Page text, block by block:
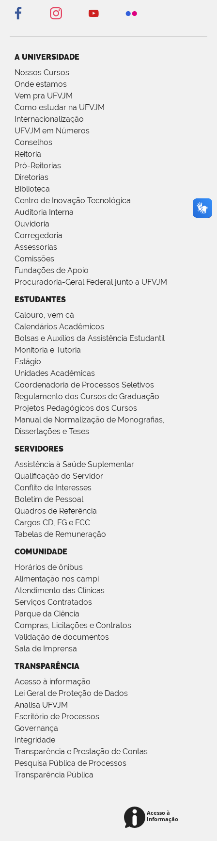
A UNIVERSIDADE
Nossos Cursos
Onde estamos
Vem pra UFVJM
Como estudar na UFVJM
Internacionalização
UFVJM em Números
Conselhos
Reitoria
Pró-Reitorias
Diretorias
Biblioteca
Centro de Inovação Tecnológica
Auditoria Interna
Ouvidoria
Corregedoria
Assessorias
Comissões
Fundações de Apoio
Procuradoria-Geral Federal junto a UFVJM
ESTUDANTES
Calouro, vem cá
Calendários Acadêmicos
Bolsas e Auxílios da Assistência Estudantil
Monitoria e Tutoria
Estágio
Unidades Acadêmicas
Coordenadoria de Processos Seletivos
Regulamento dos Cursos de Graduação
Projetos Pedagógicos dos Cursos
Manual de Normalização de Monografias,
Dissertações e Teses
SERVIDORES
Assistência à Saúde Suplementar
Qualificação do Servidor
Conflito de Interesses
Boletim de Pessoal
Quadros de Referência
Cargos CD, FG e FCC
Tabelas de Remuneração
COMUNIDADE
Horários de ônibus
Alimentação nos campi
Atendimento das Clínicas
Serviços Contratados
Parque da Ciência
Compras, Licitações e Contratos
Validação de documentos
Sala de Imprensa
TRANSPARÊNCIA
Acesso à informação
Lei Geral de Proteção de Dados
Analisa UFVJM
Escritório de Processos
Governança
Integridade
Transparência e Prestação de Contas
Pesquisa Pública de Processos
Transparência Pública